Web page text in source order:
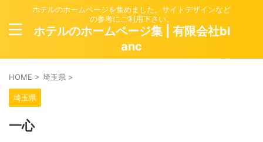
ホテルのホームページを集めました。サイトデザインなど
の参考にご利用下さい。
ホテルのホームページ集 | 有限会社bl
anc
HOME > 埼玉県 >
埼玉県
一心